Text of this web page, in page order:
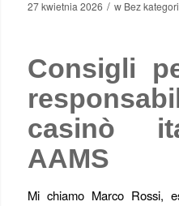
27 kwietnia 2026 / w Bez
Consigli
casinò
AAMS
Mi chiamo Marco Rossi,